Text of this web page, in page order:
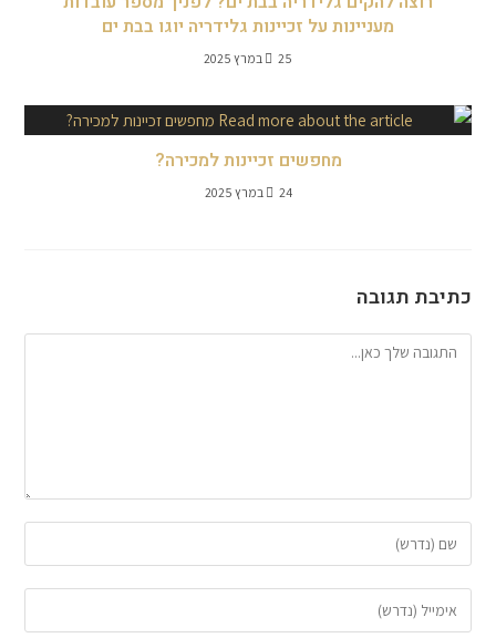
מעניינות על זכיינות גלידריה יוגו בבת ים
25 במרץ 2025
מחפשים זכיינות למכירה?
24 במרץ 2025
כתיבת תגובה